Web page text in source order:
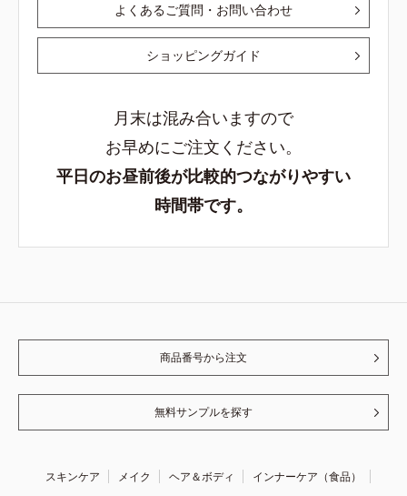
よくあるご質問・お問い合わせ
ショッピングガイド
月末は混み合いますので
お早めにご注文ください。
平日のお昼前後が比較的つながりやすい
時間帯です。
商品番号から注文
無料サンプルを探す
スキンケア メイク ヘア＆ボディ
インナーケア（食品）